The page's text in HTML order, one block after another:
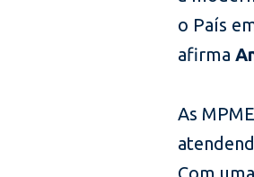
o País
afirma
As